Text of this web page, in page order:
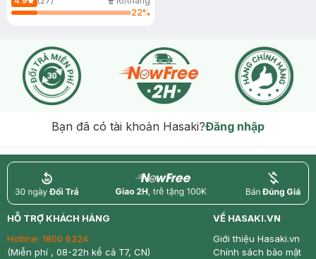
22%
Bạn đã có tài khoản Hasaki?Đăng nhập
return nowfree price
HỖ TRỢ KHÁCH HÀNG
Hotline: 1800 6324
(Miễn phí , 08-22h kể cả T7, CN)
VỀ HASAKI.VN
Giới thiệu Hasaki.vn
Chính sách bảo mật